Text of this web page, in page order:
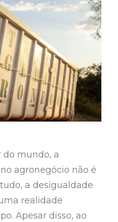
do mundo, a
agronegócio não é
a desigualdade
realidade
Apesar disso, ao